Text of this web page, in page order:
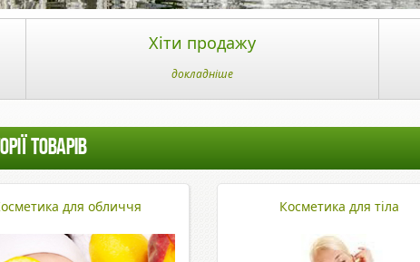
Хіти продажу
докладніше
ТОВАРІВ
для обличчя Косметика для тіла